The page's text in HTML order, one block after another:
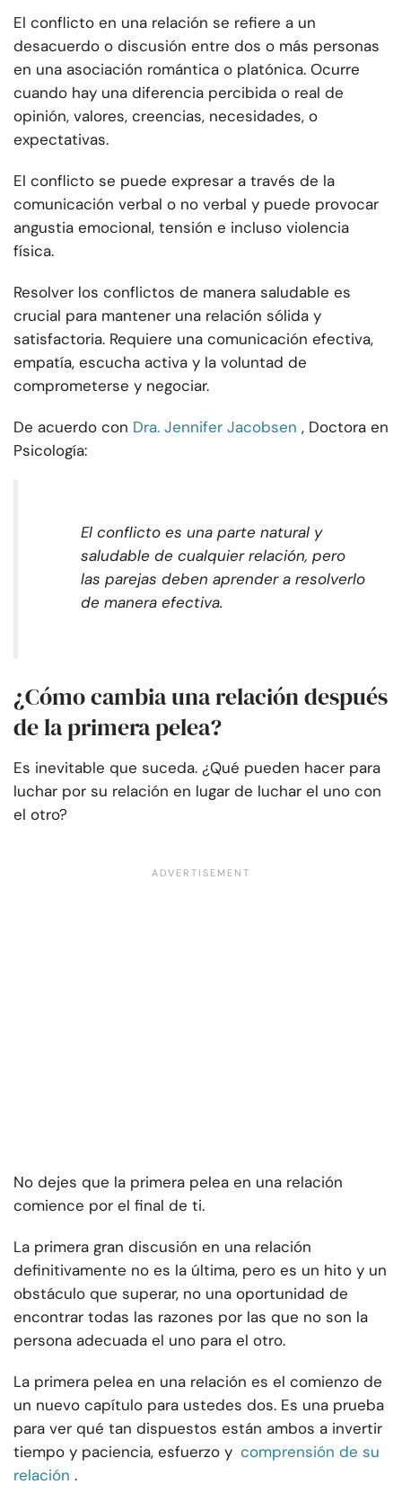
El conflicto en una relación se refiere a un
desacuerdo o discusión entre dos o más personas
en una asociación romántica o platónica. Ocurre
cuando hay una diferencia percibida o real de
opinión, valores, creencias, necesidades, o
expectativas.
El conflicto se puede expresar a través de la
comunicación verbal o no verbal y puede provocar
angustia emocional, tensión e incluso violencia
física.
Resolver los conflictos de manera saludable es
crucial para mantener una relación sólida y
satisfactoria. Requiere una comunicación efectiva,
empatía, escucha activa y la voluntad de
comprometerse y negociar.
De acuerdo con Dra. Jennifer Jacobsen , Doctora en
Psicología:
El conflicto es una parte natural y
saludable de cualquier relación, pero
las parejas deben aprender a resolverlo
de manera efectiva.
¿Cómo cambia una relación después
de la primera pelea?
Es inevitable que suceda. ¿Qué pueden hacer para
luchar por su relación en lugar de luchar el uno con
el otro?
No dejes que la primera pelea en una relación
comience por el final de ti.
La primera gran discusión en una relación
definitivamente no es la última, pero es un hito y un
obstáculo que superar, no una oportunidad de
encontrar todas las razones por las que no son la
persona adecuada el uno para el otro.
La primera pelea en una relación es el comienzo de
un nuevo capítulo para ustedes dos. Es una prueba
para ver qué tan dispuestos están ambos a invertir
tiempo y paciencia, esfuerzo y comprensión de su
relación .